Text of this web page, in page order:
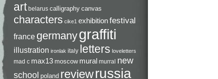
art belarus calligraphy canvas
characters cike1 exhibitionfestival
france germanygraffiti
illustration ironlak italy letters loveletters
mad c max13 moscow mural murral new
school poland reviewrussia